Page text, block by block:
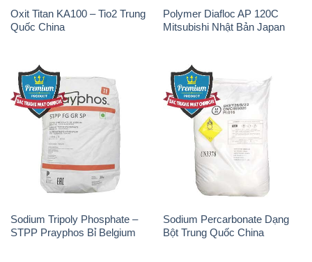
Oxit Titan KA100 – Tio2 Trung
Quốc China
Polymer Diafloc AP 120C
Mitsubishi Nhật Bản Japan
Sodium Tripoly Phosphate –
STPP Prayphos Bỉ Belgium
Sodium Percarbonate Dạng
Bột Trung Quốc China